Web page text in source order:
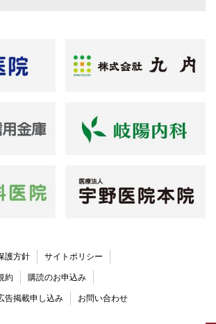
護方針 サイトポリシー
約 購読のお申込み
告掲載申し込み お問い合わせ